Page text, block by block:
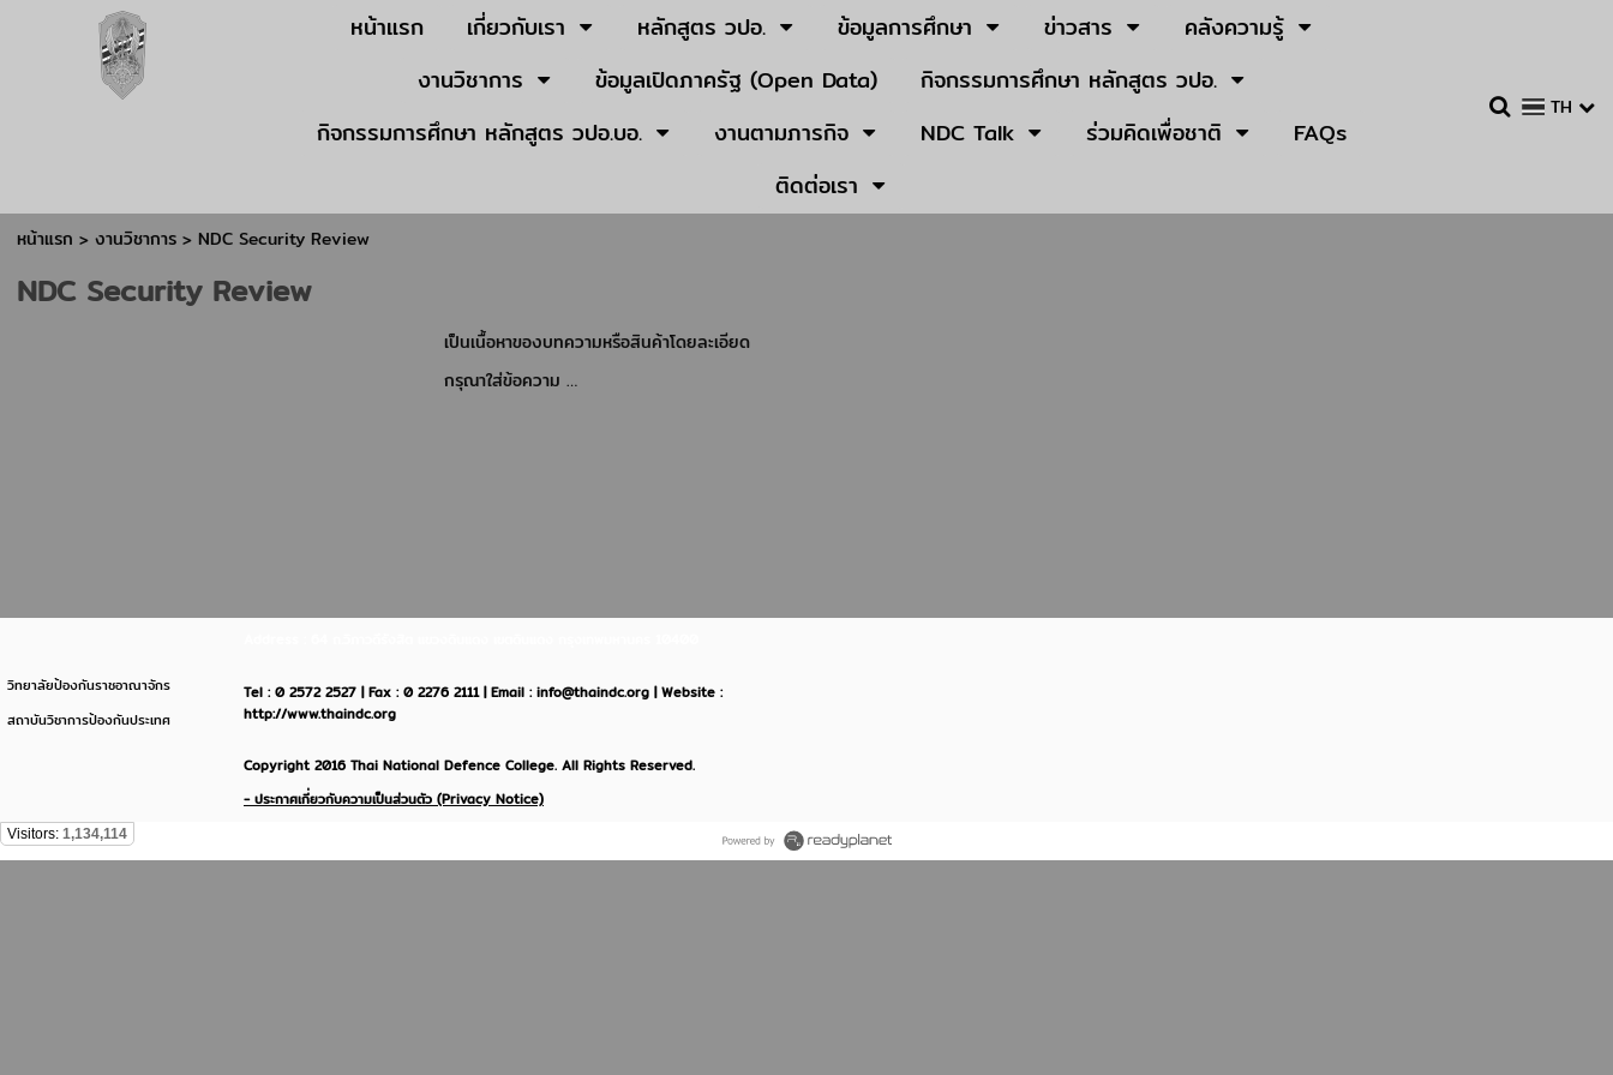
หน้าแรก เกี่ยวกับเรา หลักสูตร วปอ. ข้อมูลการศึกษา ข่าวสาร
คลังความรู้
งานวิชาการ
ข้อมูลเปิดภาครัฐ (Open Data)
กิจกรรมการศึกษา หลักสูตร วปอ.
กิจกรรมการศึกษา หลักสูตร วปอ.บอ.
งานตามภารกิจ NDC Talk ร่วมคิดเพื่อชาติ
FAQs
ติดต่อเรา
TH
หน้าแรก > งานวิชาการ > NDC Security Review
NDC Security Review
เป็นเนื้อหาของบทความหรือสินค้าโดยละเอียด
กรุณาใส่ข้อความ …
วิทยาลัยป้องกันราชอาณาจักร
สถาบันวิชาการป้องกันประเทศ
Tel : 0 2572 2527 | Fax : 0 2276 2111 | Email : info@thaindc.org | Website :
http://www.thaindc.org
Copyright 2016 Thai National Defence College. All Rights Reserved.
- ประกาศเกี่ยวกับความเป็นส่วนตัว (Privacy Notice)
Visitors: 1,134,114